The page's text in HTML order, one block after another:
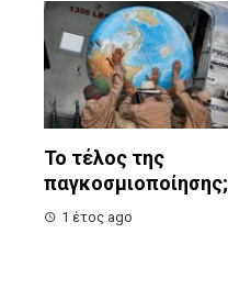
Το τέλος της
παγκοσμιοποίησης;
1 έτος ago